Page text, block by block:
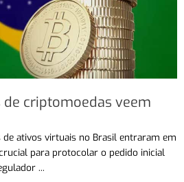
de criptomoedas veem
ativos virtuais no Brasil entraram em
para protocolar o pedido inicial
...